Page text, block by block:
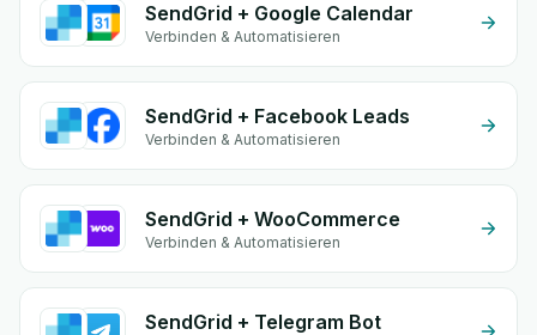
SendGrid + Google Calendar
Verbinden & Automatisieren
SendGrid + Facebook Leads
Verbinden & Automatisieren
SendGrid + WooCommerce
Verbinden & Automatisieren
SendGrid + Telegram Bot